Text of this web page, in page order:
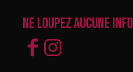
Ne loupez aucune info